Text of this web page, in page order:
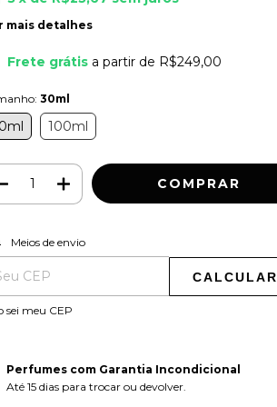
mais detalhes
Frete grátis a partir de R$249,00
30ml
100ml
para o CEP:
Meios de envio
CALCULAR
sei meu CEP
Perfumes com Garantia Incondicional
Até 15 dias para trocar ou devolver.